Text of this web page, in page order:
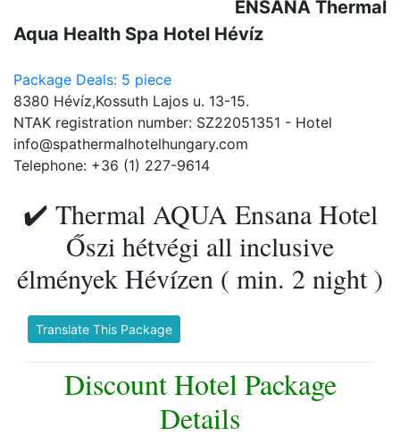
ENSANA Thermal
Aqua Health Spa Hotel Hévíz
Package Deals: 5 piece
8380 Hévíz,Kossuth Lajos u. 13-15.
NTAK registration number: SZ22051351 - Hotel
info@spathermalhotelhungary.com
Telephone: +36 (1) 227-9614
✔️ Thermal AQUA Ensana Hotel
Őszi hétvégi all inclusive
élmények Hévízen ( min. 2 night )
Translate This Package
Discount Hotel Package
Details